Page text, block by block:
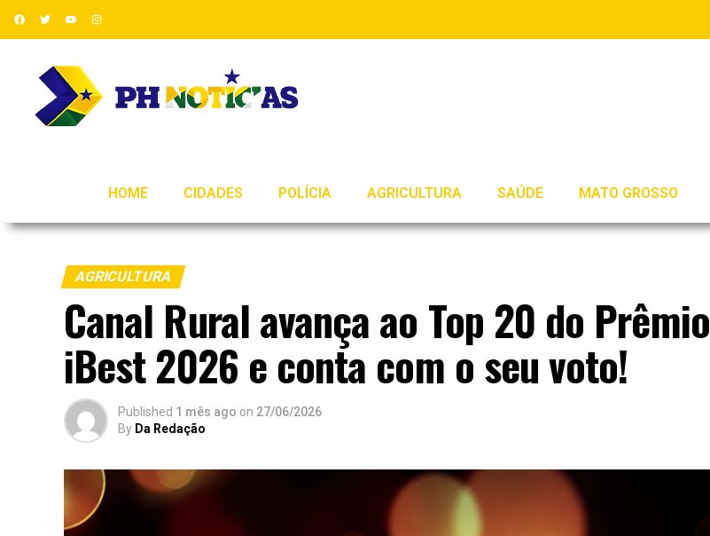
HOME CIDADES POLÍCIA AGRICULTURA SAÚDE MATO GROSSO
AGRICULTURA
Canal Rural avança ao Top 20 do Prêmio
iBest 2026 e conta com o seu voto!
Published 1 mês ago on 27/06/2026
By Da Redação